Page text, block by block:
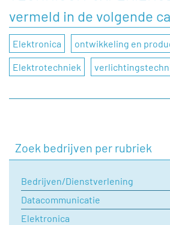
Naam
Bedrijfsnaam
E-mail
Onderwerp
vermeld in de volgende
Elektronica ontwikkeling en
Elektrotechniek
Zoek bedrijven per rubriek
Bedrijven/Dienstverlening
Datacommunicatie
Elektronica